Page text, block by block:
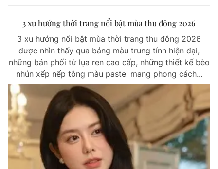
3 xu hướng thời trang nổi bật mùa thu đông 2026
3 xu hướng nổi bật mùa thời trang thu đông 2026
được nhìn thấy qua bảng màu trung tính hiện đại,
những bản phối từ lụa ren cao cấp, những thiết kế bèo
nhún xếp nếp tông màu pastel mang phong cách...